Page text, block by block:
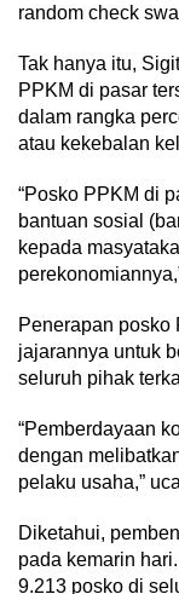
random check
Tak hanya itu,
PPKM di pasar
dalam rangka
atau kekebalan
“Posko PPKM di
bantuan sosial
kepada
Penerapan posko
jajarannya untuk
seluruh pihak
“Pemberdayaan
dengan
pelaku usaha,”
Diketahui,
pada kemarin
9.213 posko di